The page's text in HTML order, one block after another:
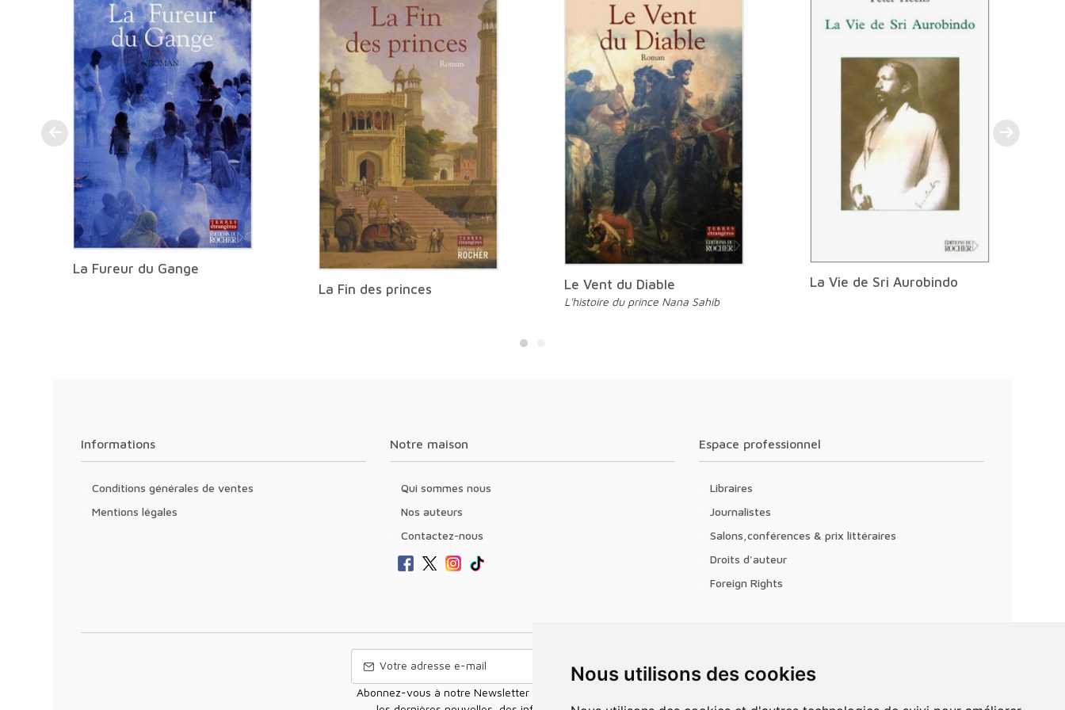
Nous utilisons des cookies
La Fureur du Gange
La Fin des princes
Le Vent du Diable
L'histoire du prince Nana Sahib
La Vie de Sri Aurobindo
Informations
Conditions générales de ventes
Mentions légales
Notre maison
Qui sommes nous
Nos auteurs
Contactez-nous
Espace professionnel
Libraires
Journalistes
Salons,conférences & prix littéraires
Droits d'auteur
Foreign Rights
Abonnez-vous à notre Newsletter pour recevoir nos nouvelles offres,